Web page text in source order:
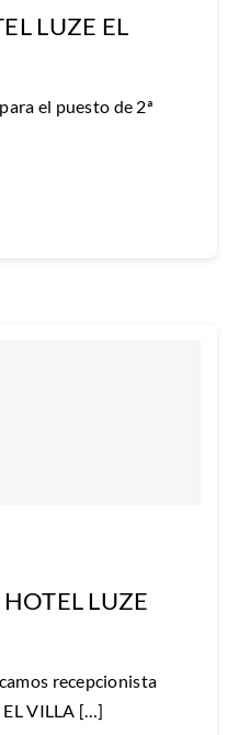
LUZE EL
el puesto de 2ª
LUZE
recepcionista
VILLA […]